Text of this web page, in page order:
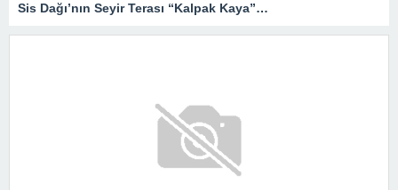
Sis Dağı’nın Seyir Terası “Kalpak Kaya”…